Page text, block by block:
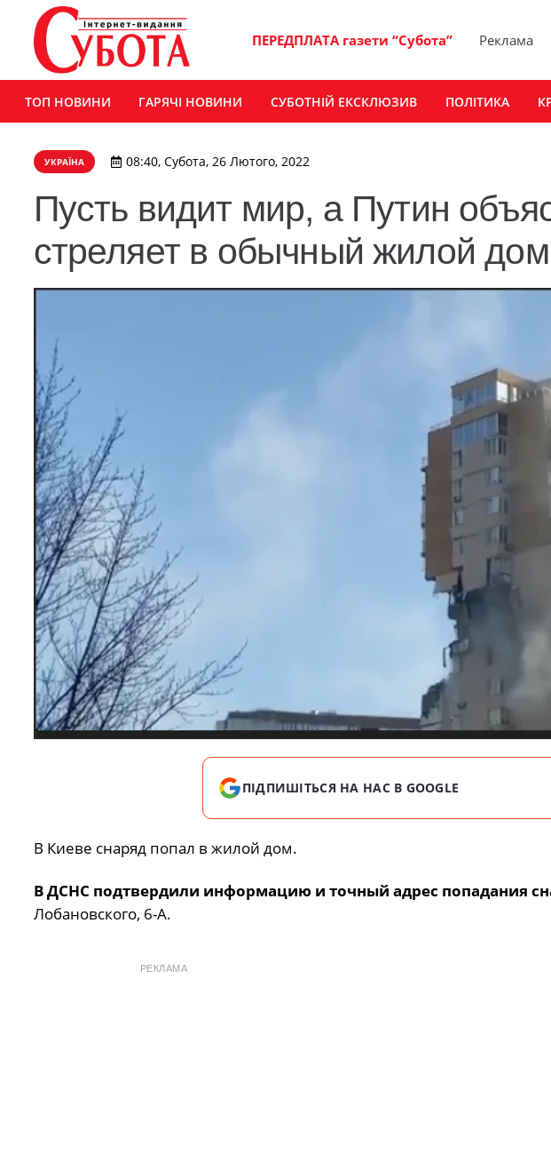
ПЕРЕДПЛАТА газети “Субота” Реклама
ТОП НОВИНИ ГАРЯЧІ НОВИНИ СУБОТНІЙ ЕКСКЛЮЗИВ ПОЛІТИКА
УКРАЇНА 08:40, Субота, 26 Лютого, 2022
Пусть видит мир, а Путин
стреляет в обычный жилой дом
ПІДПИШІТЬСЯ НА НАС В GOOGLE
В Киеве снаряд попал в жилой дом.
В ДСНС подтвердили информацию и точный адрес попадания
Лобановского, 6-А.
РЕКЛАМА